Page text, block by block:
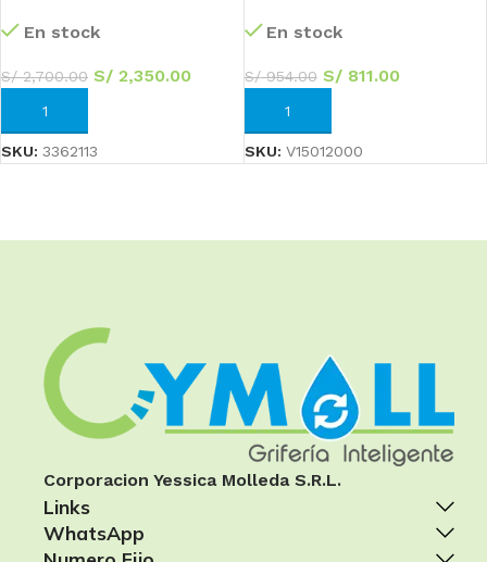
En stock
S/2,700.00 S/ 2,350.00
AÑADIR AL CARRITO
SKU: 3362113
En stock
S/954.00 S/811.00
AÑADIR AL CARRITO
SKU: V15012000
Corporacion Yessica Molleda S.R.L.
Links
WhatsApp